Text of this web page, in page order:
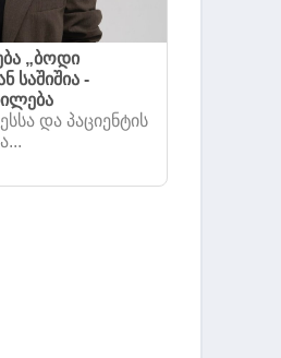
„ბოდი
საშიშია -
და პაციენტის